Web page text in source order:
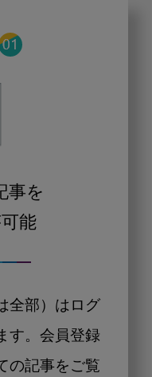
事を
能
全部）はログ
す。会員登録
の記事をご覧